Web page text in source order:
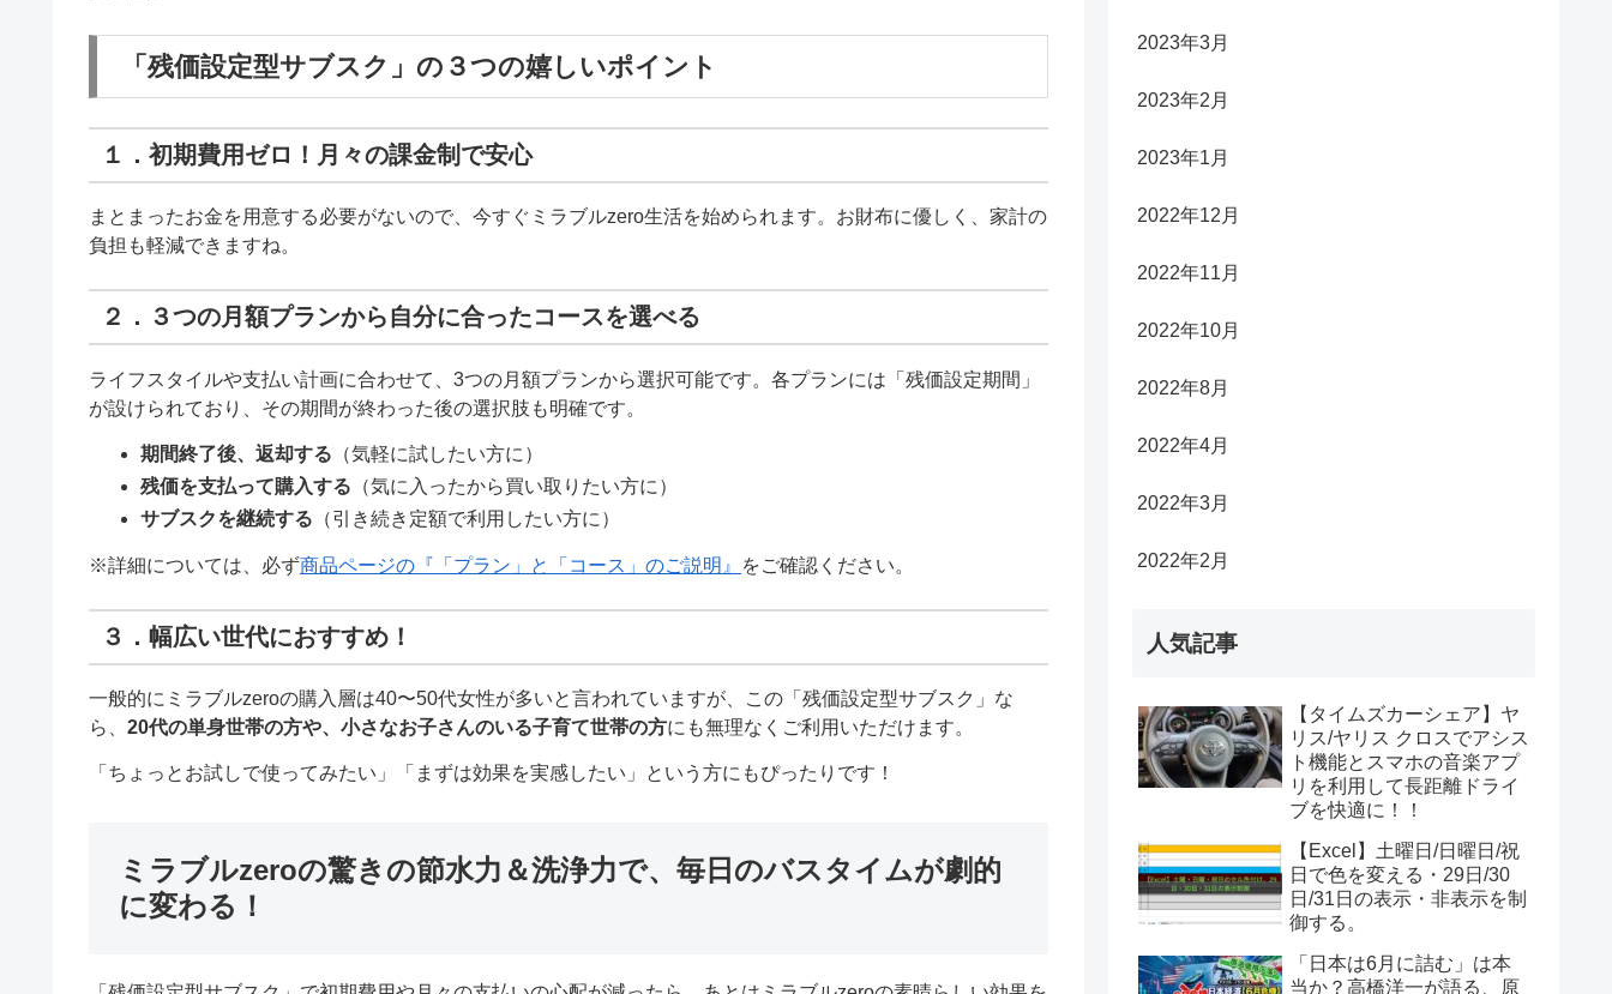
「残価設定型サブスク」の３つの嬉しいポイント
１．初期費用ゼロ！月々の課金制で安心
まとまったお金を用意する必要がないので、今すぐミラブルzero生活を始められます。お財布に優しく、家計の
負担も軽減できますね。
２．３つの月額プランから自分に合ったコースを選べる
ライフスタイルや支払い計画に合わせて、3つの月額プランから選択可能です。各プランには「残価設定期間」
が設けられており、その期間が終わった後の選択肢も明確です。
期間終了後、返却する （気軽に試したい方に）
残価を支払って購入する （気に入ったから買い取りたい方に）
サブスクを継続する （引き続き定額で利用したい方に）
※詳細については、必ず商品ページの『「プラン」と「コース」のご説明』 をご確認ください。
３．幅広い世代におすすめ！
一般的にミラブルzeroの購入層は40〜50代女性が多いと言われていますが、この「残価設定型サブスク」な
ら、 20代の単身世帯の方や、小さなお子さんのいる子育て世帯の方にも無理なくご利用いただけます。
「ちょっとお試しで使ってみたい」「まずは効果を実感したい」という方にもぴったりです！
ミラブルzeroの驚きの節水力＆洗浄力で、毎日のバスタイムが劇的
に変わる！
2023年3月
2023年2月
2023年1月
2022年12月
2022年11月
2022年10月
2022年8月
2022年4月
2022年3月
2022年2月
人気記事
【タイムズカーシェア】ヤ
リス/ヤリス クロスでアシス
ト機能とスマホの音楽アプ
リを利用して長距離ドライ
ブを快適に！！
【Excel】土曜日/日曜日/祝
日で色を変える・29日/30
日/31日の表示・非表示を制
御する。
「日本は6月に詰む」は本
当か？高橋洋一が語る、原